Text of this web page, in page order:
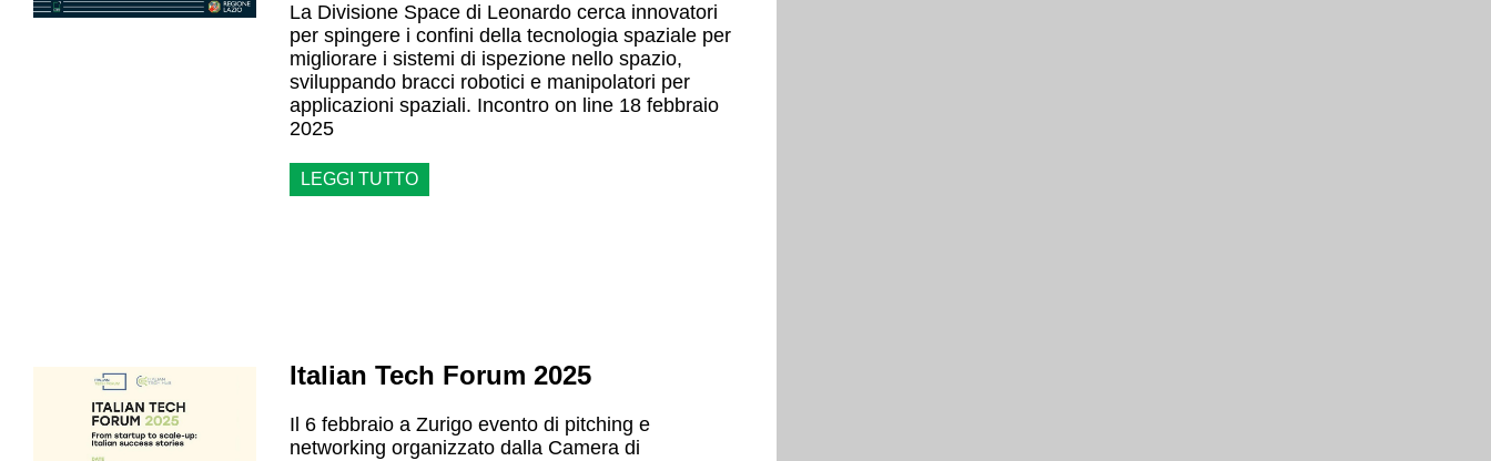
La Divisione Space di Leonardo cerca innovatori
per spingere i confini della tecnologia spaziale per
migliorare i sistemi di ispezione nello spazio,
sviluppando bracci robotici e manipolatori per
applicazioni spaziali. Incontro on line 18 febbraio
2025
LEGGI TUTTO
Italian Tech Forum 2025
Il 6 febbraio a Zurigo evento di pitching e
networking organizzato dalla Camera di